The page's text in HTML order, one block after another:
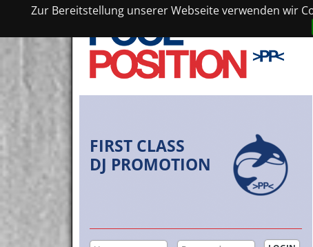
Zur Bereitstellung unserer Webseite verwenden wir
FIRST CLASS
DJ PROMOTION